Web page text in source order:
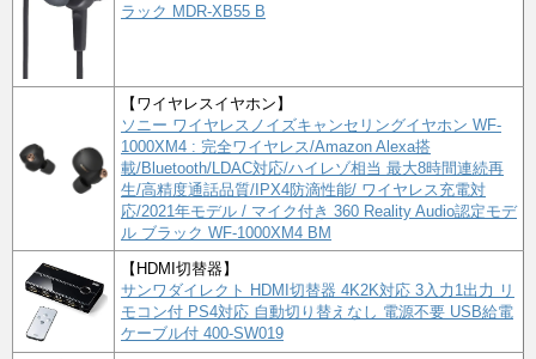
ラック MDR-XB55 B
【ワイヤレスイヤホン】
ソニー ワイヤレスノイズキャンセリングイヤホン WF-
1000XM4 : 完全ワイヤレス/Amazon Alexa搭
載/Bluetooth/LDAC対応/ハイレゾ相当 最大8時間連続再
生/高精度通話品質/IPX4防滴性能/ ワイヤレス充電対
応/2021年モデル / マイク付き 360 Reality Audio認定モデ
ル ブラック WF-1000XM4 BM
【HDMI切替器】
サンワダイレクト HDMI切替器 4K2K対応 3入力1出力 リ
モコン付 PS4対応 自動切り替えなし 電源不要 USB給電
ケーブル付 400-SW019